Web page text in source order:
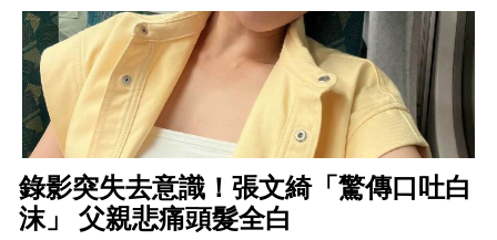
錄影突失去意識！張文綺「驚傳口吐白
沫」 父親悲痛頭髮全白